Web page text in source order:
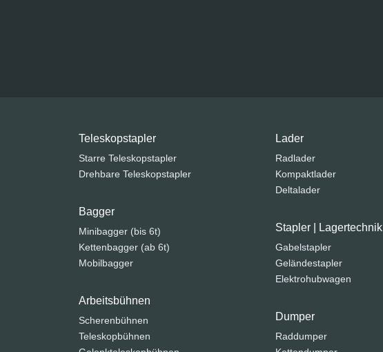
Teleskopstapler
Starre Teleskopstapler
Drehbare Teleskopstapler
Bagger
Minibagger (bis 6t)
Kettenbagger (ab 6t)
Mobilbagger
Arbeitsbühnen
Scherenbühnen
Teleskopbühnen
Lader
Radlader
Kompaktlader
Deltalader
Stapler | Lagertechnik
Gabelstapler
Geländestapler
Elektrohubwagen
Dumper
Raddumper